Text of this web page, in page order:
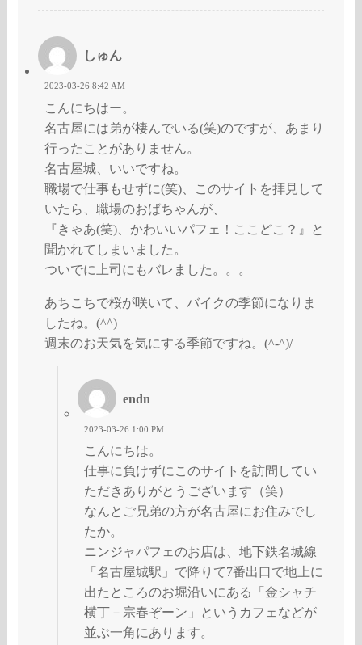
しゅん
2023-03-26 8:42 AM
こんにちはー。
名古屋には弟が棲んでいる(笑)のですが、あまり
行ったことがありません。
名古屋城、いいですね。
職場で仕事もせずに(笑)、このサイトを拝見して
いたら、職場のおばちゃんが、
『きゃあ(笑)、かわいいパフェ！ここどこ？』と
聞かれてしまいました。
ついでに上司にもバレました。。。
あちこちで桜が咲いて、バイクの季節になりま
したね。(^^)
週末のお天気を気にする季節ですね。(^-^)/
endn
2023-03-26 1:00 PM
こんにちは。
仕事に負けずにこのサイトを訪問してい
ただきありがとうございます（笑）
なんとご兄弟の方が名古屋にお住みでし
たか。
ニンジャパフェのお店は、地下鉄名城線
「名古屋城駅」で降りて7番出口で地上に
出たところのお堀沿いにある「金シャチ
横丁－宗春ぞーン」というカフェなどが
並ぶ一角にあります。